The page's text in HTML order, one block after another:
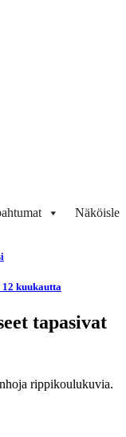
kuukautta
tapasivat
rippikoulukuvia.